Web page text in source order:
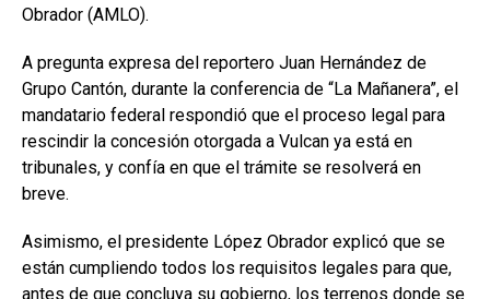
Obrador (AMLO).
A pregunta expresa del reportero Juan Hernández de
Grupo Cantón, durante la conferencia de “La Mañanera”, el
mandatario federal respondió que el proceso legal para
rescindir la concesión otorgada a Vulcan ya está en
tribunales, y confía en que el trámite se resolverá en
breve.
Asimismo, el presidente López Obrador explicó que se
están cumpliendo todos los requisitos legales para que,
antes de que concluya su gobierno, los terrenos donde se